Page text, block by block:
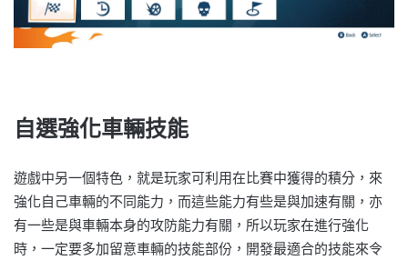
自選強化車輛技能
遊戲中另一個特色，就是玩家可利用在比賽中獲得的積分，來
強化自己車輛的不同能力，而這些能力有些是與加速有關，亦
有一些是與車輛本身的攻防能力有關，所以玩家在進行強化
時，一定要多加留意車輛的技能部份，開發最適合的技能來令